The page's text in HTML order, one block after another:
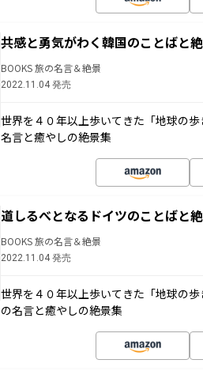
共感と勇気がわく韓国のことばと
BOOKS 旅の名言＆絶景
2022.11.04 発売
世界を４０年以上歩いてきた「地球の
名言と癒やしの絶景集
道しるべとなるドイツのことばと
BOOKS 旅の名言＆絶景
2022.11.04 発売
世界を４０年以上歩いてきた「地球の
の名言と癒やしの絶景集